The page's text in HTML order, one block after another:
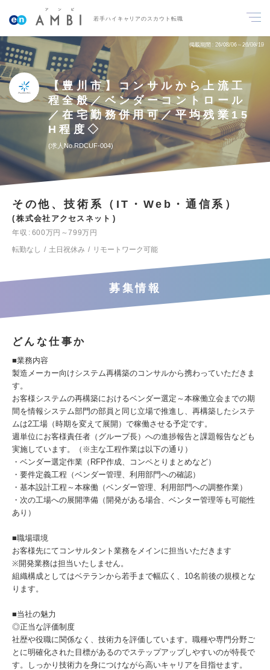
若手ハイキャリアのスカウト転職
掲載期間 26/08/06～26/08/19
【豊川市】コンサルから上流工
程全般／ベンダーコントロール
／在宅勤務併用可／平均残業15
H程度◇
求人No.RDCUF-004
その他、技術系（IT・Web・通信系）
株式会社アクセスネット
年収
600万円～799万円
転勤なし
土日祝休み リモートワーク可能
募集情報
どんな仕事か
■業務内容
製造メーカー向けシステム再構築のコンサルから携わっていただきま
す。
お客様システムの再構築におけるベンダー選定～本稼働立会までの期
間を情報システム部門の部員と同じ立場で推進し、再構築したシステ
ムは2工場（時期を変えて展開）で稼働させる予定です。
週単位にお客様責任者（グループ長）への進捗報告と課題報告なども
実施しています。（※主な工程作業は以下の通り）
・ベンダー選定作業（RFP作成、コンペとりまとめなど）
・要件定義工程（ベンダー管理、利用部門への確認）
・基本設計工程～本稼働（ベンダー管理、利用部門への調整作業）
・次の工場への展開準備（開発がある場合、ベンター管理等も可能性
あり）
■職場環境
お客様先にてコンサルタント業務をメインに担当いただきます
※開発業務は担当いたしません。
組織構成としてはベテランから若手まで幅広く、10名前後の規模とな
ります。
■当社の魅力
◎正当な評価制度
社歴や役職に関係なく、技術力を評価しています。職種や専門分野ご
とに明確化された目標があるのでステップアップしやすいのが特長で
す。しっかり技術力を身につけながら高いキャリアを目指せます。